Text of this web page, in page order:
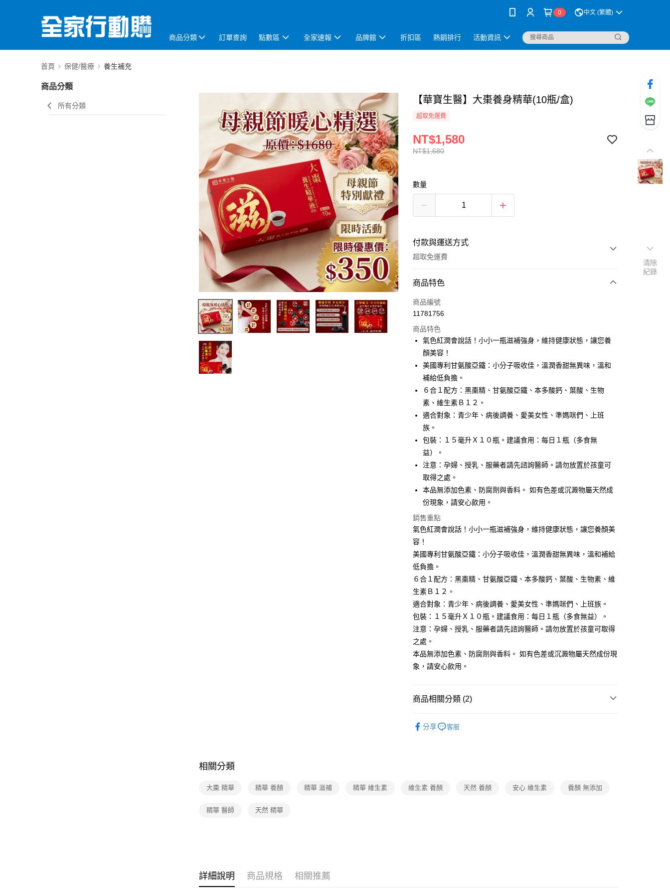
0 中文 (繁體)
商品分類 訂單查詢 點數區 全家速報 品牌館 折扣區 熱銷排行 活動資訊
首頁 保健/醫療 養生補充
商品分類
所有分類
【華寶生醫】大棗養身精華(10瓶/盒)
超取免運費
NT$1,680
NT$1,580
數量
付款與運送方式
超取免運費
付款方式
全家線上支付
運送方式
全家取貨付款
免運費
常溫-付款後全家取貨
免運費
商品特色
商品編號
11781756
商品特色
氣色紅潤會說話！小小一瓶滋補強身，維持健康狀態，讓您養
顏美容！
美國專利甘氨酸亞鐵：小分子吸收佳，溫潤香甜無異味，溫和
補給低負擔。
６合１配方：黑棗精、甘氨酸亞鐵、本多酸鈣、葉酸、生物
素、維生素Ｂ１２。
適合對象：青少年、病後調養、愛美女性、準媽咪們、上班
族。
包裝：１５毫升Ｘ１０瓶。建議食用：每日１瓶（多食無
益）。
注意：孕婦、授乳、服藥者請先諮詢醫師。請勿放置於孩童可
取得之處。
本品無添加色素、防腐劑與香料。 如有色差或沉澱物屬天然成
份現象，請安心飲用。
銷售重點
氣色紅潤會說話！小小一瓶滋補強身，維持健康狀態，讓您養顏美
容！
美國專利甘氨酸亞鐵：小分子吸收佳，溫潤香甜無異味，溫和補給
低負擔。
６合１配方：黑棗精、甘氨酸亞鐵、本多酸鈣、葉酸、生物素、維
生素Ｂ１２。
適合對象：青少年、病後調養、愛美女性、準媽咪們、上班族。
包裝：１５毫升Ｘ１０瓶。建議食用：每日１瓶（多食無益）。
注意：孕婦、授乳、服藥者請先諮詢醫師。請勿放置於孩童可取得
之處。
本品無添加色素、防腐劑與香料。 如有色差或沉澱物屬天然成份現
象，請安心飲用。
商品相關分類 (2)
分享 客服
相關分類
大棗 精華 精華 養顏 精華 滋補 精華 維生素 維生素 養顏 天然 養顏 安心 維生素 養顏 無添加
精華 醫師 天然 精華
詳細說明 商品規格 相關推薦
清除
紀錄